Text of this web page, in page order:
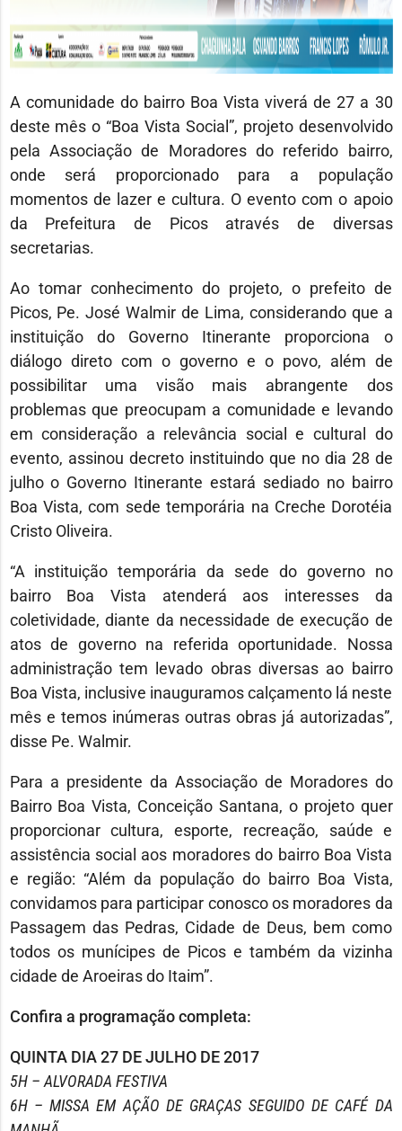
A comunidade do bairro Boa Vista viverá de 27 a 30
deste mês o “Boa Vista Social”, projeto desenvolvido
pela Associação de Moradores do referido bairro,
onde será proporcionado para a população
momentos de lazer e cultura. O evento com o apoio
da Prefeitura de Picos através de diversas
secretarias.
Ao tomar conhecimento do projeto, o prefeito de
Picos, Pe. José Walmir de Lima, considerando que a
instituição do Governo Itinerante proporciona o
diálogo direto com o governo e o povo, além de
possibilitar uma visão mais abrangente dos
problemas que preocupam a comunidade e levando
em consideração a relevância social e cultural do
evento, assinou decreto instituindo que no dia 28 de
julho o Governo Itinerante estará sediado no bairro
Boa Vista, com sede temporária na Creche Dorotéia
Cristo Oliveira.
“A instituição temporária da sede do governo no
bairro Boa Vista atenderá aos interesses da
coletividade, diante da necessidade de execução de
atos de governo na referida oportunidade. Nossa
administração tem levado obras diversas ao bairro
Boa Vista, inclusive inauguramos calçamento lá neste
mês e temos inúmeras outras obras já autorizadas”,
disse Pe. Walmir.
Para a presidente da Associação de Moradores do
Bairro Boa Vista, Conceição Santana, o projeto quer
proporcionar cultura, esporte, recreação, saúde e
assistência social aos moradores do bairro Boa Vista
e região: “Além da população do bairro Boa Vista,
convidamos para participar conosco os moradores da
Passagem das Pedras, Cidade de Deus, bem como
todos os munícipes de Picos e também da vizinha
cidade de Aroeiras do Itaim”.
Confira a programação completa:
QUINTA DIA 27 DE JULHO DE 2017
5H – ALVORADA FESTIVA
6H – MISSA EM AÇÃO DE GRAÇAS SEGUIDO DE CAFÉ DA